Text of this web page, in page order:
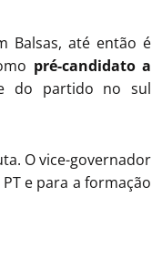
Balsas, até então é
pré-candidato a
do partido no sul
O vice-governador
e para a formação